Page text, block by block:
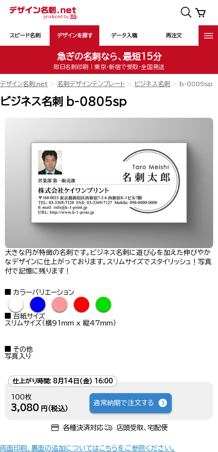
スピード名刺 デザインを探す データ入稿 再注文
急ぎの名刺なら、最短15分
即日名刺印刷｜東京・新宿で受取・全国発送
デザイン名刺.net 名刺デザインテンプレート ビジネス名刺 b-0805sp
ビジネス名刺 b-0805sp
大きな円が特徴の名刺です。ビジネス名刺に遊び心を加えた伸びやか
なデザインに仕上がっております。スリムサイズでスタイリッシュ！写真
付で記憶に残ります！
カラーバリエーション
● ● ● ● ●
台紙サイズ
スリムサイズ（横91mm x 縦47mm）
その他
写真入り
仕上がり時間: 8月14日(金) 16:00
100枚
3,080 円（税込）
通常納期で注文する
各種決済対応 店頭受取、宅配便
両面印刷、裏面の追加についてはこちらをご参照ください。